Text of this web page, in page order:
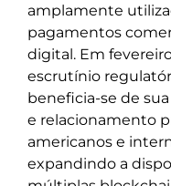
amplamente
pagamentos
digital. Em
escrutínio
beneficia-se de
e relacionamento
americanos e
expandindo a